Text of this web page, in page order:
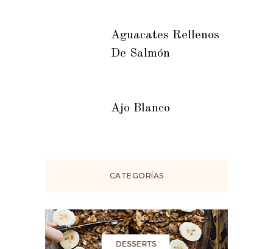
Aguacates Rellenos
De Salmón
Ajo Blanco
CATEGORÍAS